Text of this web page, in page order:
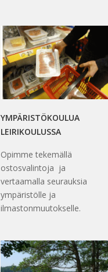
YMPÄRISTÖKOULUA
LEIRIKOULUSSA
Opimme tekemällä
ostosvalintoja ja
vertaamalla seurauksia
ympäristölle ja
ilmastonmuutokselle.